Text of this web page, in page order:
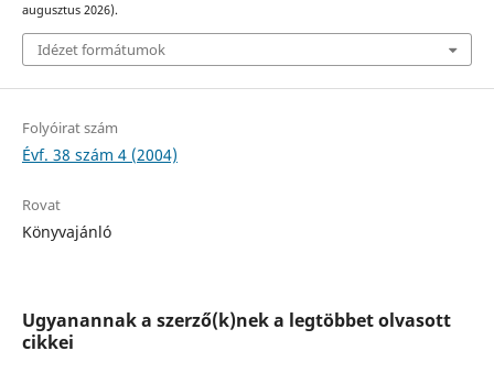
augusztus 2026).
Idézet formátumok
Folyóirat szám
Évf. 38 szám 4 (2004)
Rovat
Könyvajánló
Ugyanannak a szerző(k)nek a legtöbbet olvasott
cikkei